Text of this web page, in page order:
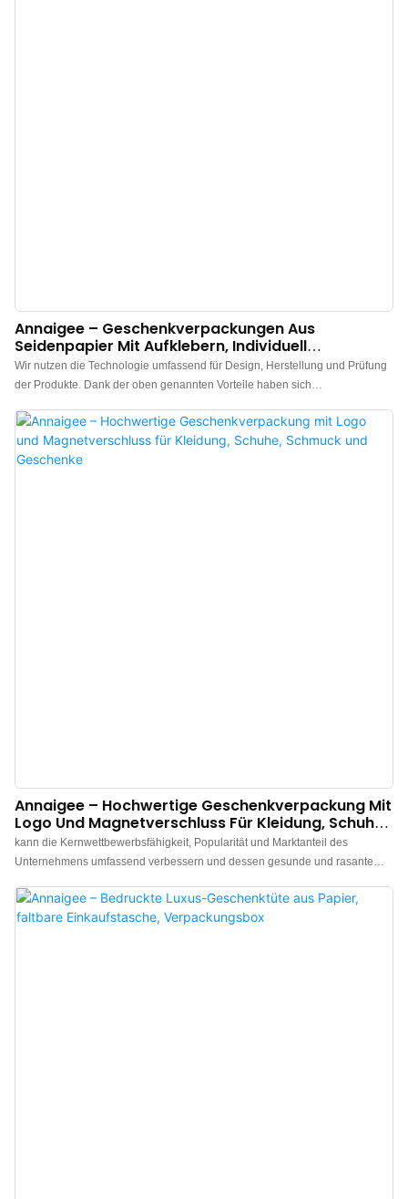
Annaigee – Geschenkverpackungen Aus
Seidenpapier Mit Aufklebern, Individuell
Gestaltbar: Einkaufstüten Und Verpackungsboxen
Wir nutzen die Technologie umfassend für Design, Herstellung und Prüfung
der Produkte. Dank der oben genannten Vorteile haben sich
individuell gestaltbare Einkaufstaschen als vielseitig einsetzbar erwiesen
und sind im Bereich der Einkaufstaschen weit verbreitet.
Annaigee – Hochwertige Geschenkverpackung Mit
Logo Und Magnetverschluss Für Kleidung, Schuhe,
Schmuck Und Geschenke
kann die Kernwettbewerbsfähigkeit, Popularität und Marktanteil des
Unternehmens umfassend verbessern und dessen gesunde und rasante
die Bedürfnisse verschiedener Kunden anpassen. findet breite Anwendung,
wie zum Beispiel...